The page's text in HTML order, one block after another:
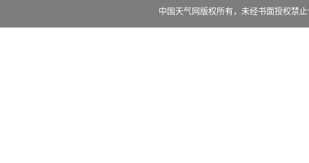
中国天气网版权所有，未经书面授权